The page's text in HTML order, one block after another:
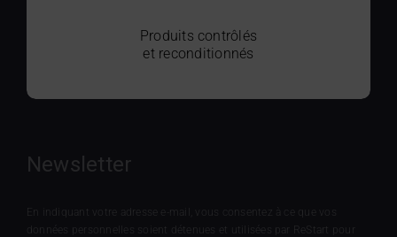
Produits contrôlés
et reconditionnés
Newsletter
En indiquant votre adresse e-mail, vous consentez à ce que vos
données personnelles soient détenues et utilisées par ReStart pour